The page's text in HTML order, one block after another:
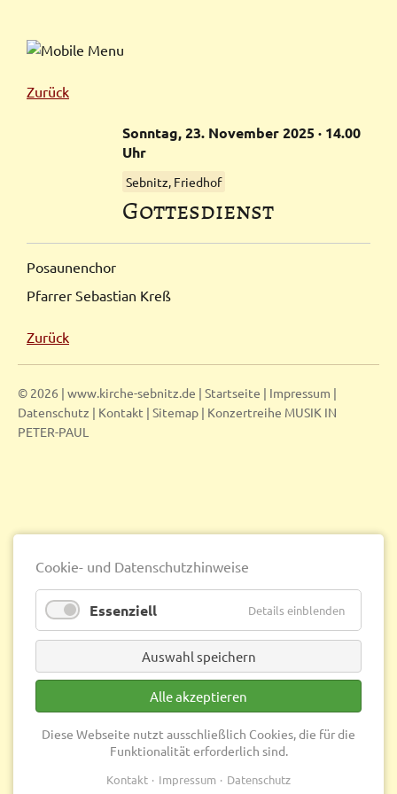
Zurück
Sonntag,23. November2025· 14.00
Uhr
Sebnitz, Friedhof
Gottes­dienst
Posaunenchor
Pfarrer Sebastian Kreß
Zurück
© 2026 | www.kirche-sebnitz.de | Startseite | Impressum |
Datenschutz | Kontakt | Sitemap | Konzertreihe MUSIK IN
PETER-PAUL
Cookie- und Datenschutzhinweise
Essenziell Details einblenden
Auswahl speichern
Alle akzeptieren
Diese Webseite nutzt ausschließlich Cookies, die für die
Funktionalität erforderlich sind.
Kontakt Impressum Datenschutz